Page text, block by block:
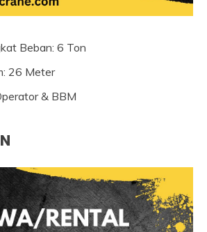
Beban: 6 Ton
26 Meter
& BBM